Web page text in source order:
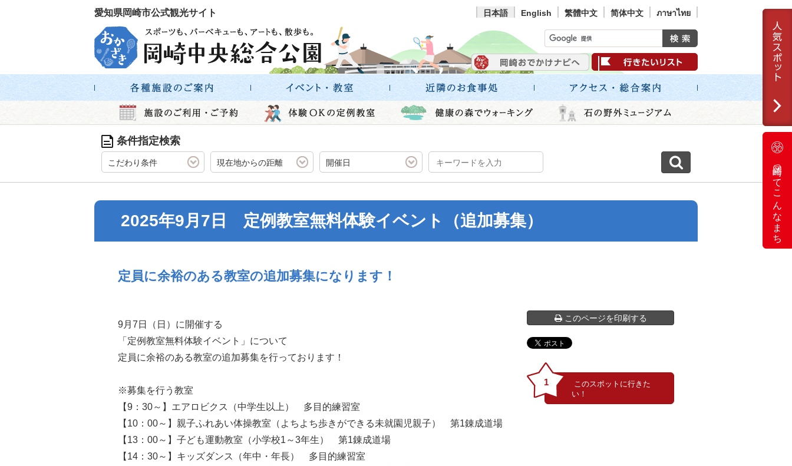
愛知県岡崎市公式観光サイト 日本語 English 繁體中文 简体中文 ภาษาไทย
岡崎ってこんなまち
条件指定検索
こだわり条件 現在地からの距離 開催日
2025年9月7日 定例教室無料体験イベント（追加募集）
定員に余裕のある教室の追加募集になります！
9月7日（日）に開催する
「定例教室無料体験イベント」について
定員に余裕のある教室の追加募集を行っております！
※募集を行う教室
【9：30～】エアロビクス（中学生以上） 多目的練習室
【10：00～】親子ふれあい体操教室（よちよち歩きができる未就園児親子） 第1錬成道場
【13：00～】子ども運動教室（小学校1～3年生） 第1錬成道場
【14：30～】キッズダンス（年中・年長） 多目的練習室
このページを印刷する
1